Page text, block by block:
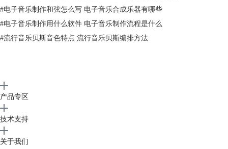
图2：编曲与配器
必不可少的需要使用到音源。FL Studio自带了很多音源插件，新手完全
不需要额外购买第三方音源，就能做出专业级的编曲作品。下面就给大家
详细介绍一下编曲需要哪些音源：
1、旋律类音源
旋律是一首歌当中最容易让人记住的部分，最常用的旋律音源就是
音源和吉他音源了。FL Studio自带的Harmor插件当中就有非常多的合成
#电子音乐制作和弦怎么写 电子音乐合成乐器有哪些
#电子音乐制作用什么软件 电子音乐制作流程是什么
#流行音乐贝斯音色特点 流行音乐贝斯编排方法
产品专区
技术支持
关于我们